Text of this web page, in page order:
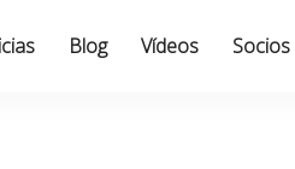
Blog Vídeos Socios